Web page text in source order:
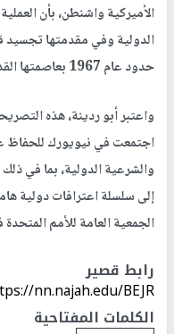
الأميركية واشنطن، بأن
الدولية وفي مقدمتها تجسيد
حدود عام 1967 بعاصمتها القدس الشرقية.
واعتبر أبو ردينة، هذه
اجتمعت في نيويورك للحفاظ
والشرعية الدولية، بما في ذلك
الجمعية العامة للأمم
رابط قصير
nn.najah.edu/BEJR/
الكلمات المفتاحية